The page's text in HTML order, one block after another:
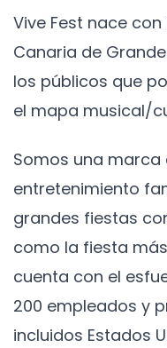
Vive Fest nace
Canaria de
los públicos que
el mapa musical/
Somos una marca
entretenimiento
grandes fiestas
como la fiesta
cuenta con el
200 empleados y
incluidos Estados